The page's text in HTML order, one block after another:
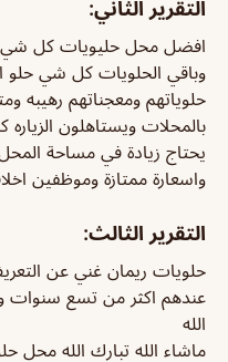
التقرير الثاني:
افضل محل حليويات كل شي
وباقي الحلويات كل شي
حلوياتهم ومعجناتهم رهيبه
بالمحلات ويستاهلون
يحتاج زيادة في مساحة
واسعارة ممتازة وموظفين
التقرير الثالث:
حلويات ريمان غني عن
عندهم اكثر من تسع سنوات
الله
ماشاء الله تبارك الله محل